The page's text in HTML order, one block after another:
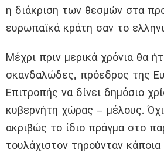
η διάκριση των θεσμών στα
ευρωπαϊκά κράτη σαν το
Μέχρι πριν μερικά χρόνια θα
σκανδαλώδες, πρόεδρος της
Επιτροπής να δίνει δημόσιο
κυβερνήτη χώρας – μέλους.
ακριβώς το ίδιο πράγμα στο
τουλάχιστον τηρούνταν